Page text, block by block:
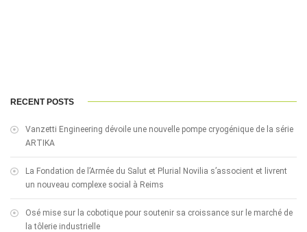
RECENT POSTS
Vanzetti Engineering dévoile une nouvelle pompe cryogénique de la série
ARTIKA
La Fondation de l’Armée du Salut et Plurial Novilia s’associent et livrent
un nouveau complexe social à Reims
Osé mise sur la cobotique pour soutenir sa croissance sur le marché de
la tôlerie industrielle